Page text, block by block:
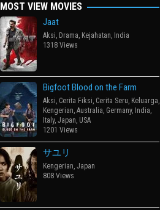
MOST VIEW MOVIES
Jaat
Aksi, Drama, Kejahatan, India
1318 Views
Bigfoot Blood on the Farm
Aksi, Cerita Fiksi, Cerita Seru, Keluarga,
Kengerian, Australia, Germany, India,
Italy, Japan, USA
1201 Views
サユリ
Kengerian, Japan
808 Views